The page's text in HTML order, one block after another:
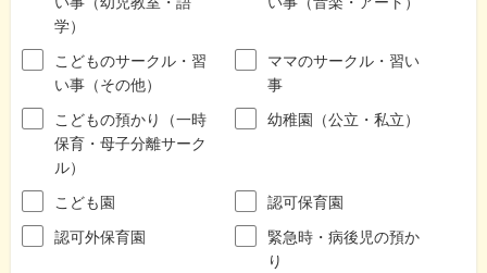
学）
こどものサークル・習
い事（その他）
ママのサークル・習い
事
こどもの預かり（一時
保育・母子分離サーク
ル）
幼稚園（公立・私立）
こども園
認可保育園
認可外保育園
緊急時・病後児の預か
り